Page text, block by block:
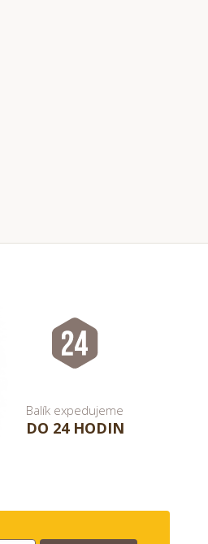
Balík expedujeme
DO 24 HODIN